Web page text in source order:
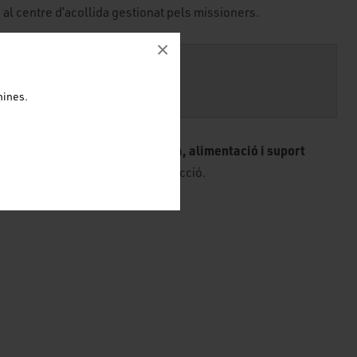
×
centre d’acollida gestionat pels missioners.
2337 1920
a
garantir l’atenció sanitària, alimentació i suport
tenen cap altra xarxa de protecció.